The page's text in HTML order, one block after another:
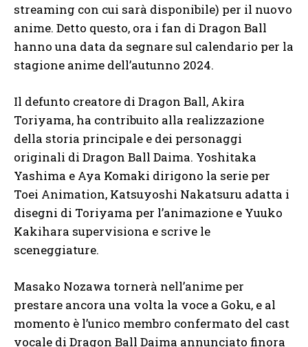
streaming con cui sarà disponibile) per il nuovo
anime. Detto questo, ora i fan di Dragon Ball
hanno una data da segnare sul calendario per la
stagione anime dell’autunno 2024.
Il defunto creatore di Dragon Ball, Akira
Toriyama, ha contribuito alla realizzazione
della storia principale e dei personaggi
originali di Dragon Ball Daima. Yoshitaka
Yashima e Aya Komaki dirigono la serie per
Toei Animation, Katsuyoshi Nakatsuru adatta i
disegni di Toriyama per l’animazione e Yuuko
Kakihara supervisiona e scrive le
sceneggiature.
Masako Nozawa tornerà nell’anime per
prestare ancora una volta la voce a Goku, e al
momento è l’unico membro confermato del cast
vocale di Dragon Ball Daima annunciato finora